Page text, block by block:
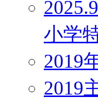
小学
2019
2019